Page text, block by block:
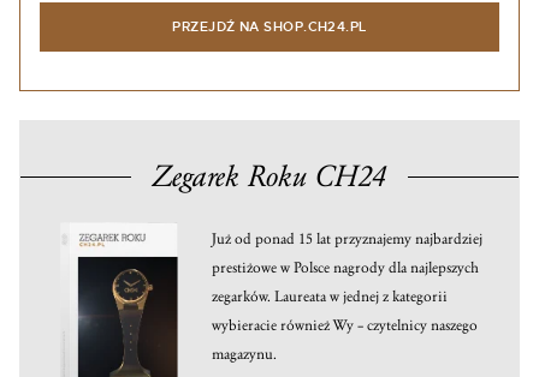
PRZEJDŹ NA SHOP.CH24.PL
Zegarek Roku CH24
Już od ponad 15 lat przyznajemy najbardziej
prestiżowe w Polsce nagrody dla najlepszych
zegarków. Laureata w jednej z kategorii
wybieracie również Wy – czytelnicy naszego
magazynu.